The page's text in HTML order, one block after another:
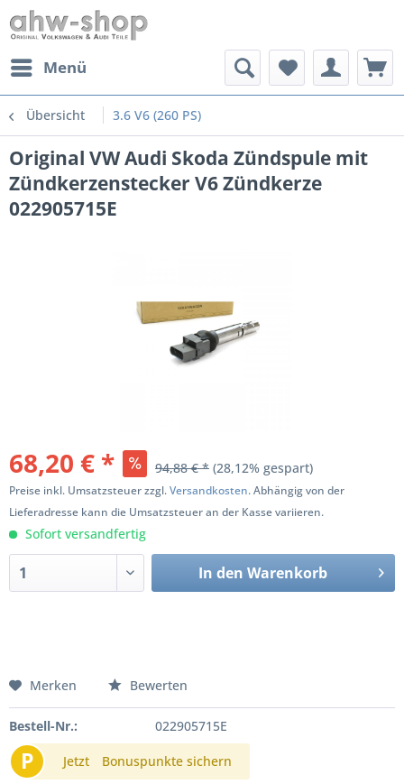
Menü
Übersicht 3.6 V6 (260 PS)
Original VW Audi Skoda Zündspule mit
Zündkerzenstecker V6 Zündkerze
022905715E
68,20 € * 94,88 € * (28,12% gespart)
Preise inkl. Umsatzsteuer zzgl.Versandkosten. Abhängig von der
Lieferadresse kann die Umsatzsteuer an der Kasse variieren.
Sofort versandfertig
In den Warenkorb
Merken Bewerten
Bestell-Nr.: 022905715E
P Jetzt Bonuspunkte sichern